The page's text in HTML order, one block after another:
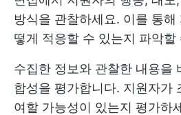
방식을 관찰하세요. 이를 통해
떻게 적응할 수 있는지 파악할
수집한 정보와 관찰한 내용을
합성을 평가합니다. 지원자가
여할 가능성이 있는지 평가하